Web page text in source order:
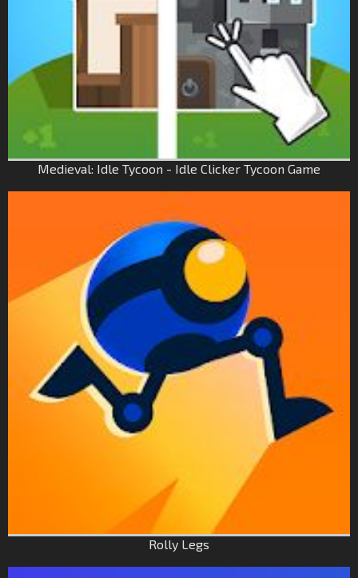
Medieval: Idle Tycoon - Idle Clicker Tycoon Game
Rolly Legs